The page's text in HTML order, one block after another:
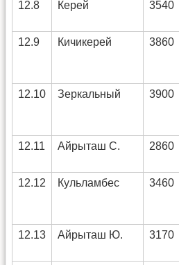
12.8
Керей 3540
12.9
Кичикерей 3860
12.10
Зеркальный 3900
12.11
Айрыташ С. 2860
12.12
Кульламбес 3460
12.13
Айрыташ Ю. 3170